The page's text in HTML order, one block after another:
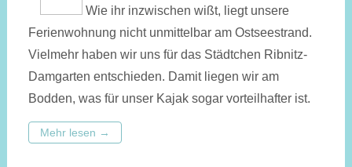
Wie ihr inzwischen wißt, liegt unsere
Ferien­woh­nung nicht un­mittel­bar am Ostseestrand.
Vielmehr haben wir uns für das Städt­chen Ribnitz-
Damgarten ent­schie­den. Damit liegen wir am
Bodden, was für unser Kajak sogar vorteilhafter ist.
Mehr lesen →